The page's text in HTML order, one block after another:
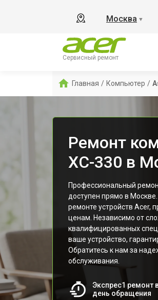
Москва ▼
Сервисный ремонт
Главная / Компьютер /
Ремонт
XC-330 в
Профессиональный
доступен прямо в
ремонте устройств Acer,
ценам. Независимо от
квалифицированных
ваше устройство,
Обратитесь к нам за
обслуживания.
Экспрес1 ремонт
день обращения